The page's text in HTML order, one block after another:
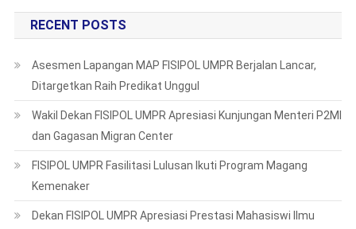
RECENT POSTS
Asesmen Lapangan MAP FISIPOL UMPR Berjalan Lancar,
Ditargetkan Raih Predikat Unggul
Wakil Dekan FISIPOL UMPR Apresiasi Kunjungan Menteri P2MI
dan Gagasan Migran Center
FISIPOL UMPR Fasilitasi Lulusan Ikuti Program Magang
Kemenaker
Dekan FISIPOL UMPR Apresiasi Prestasi Mahasiswi Ilmu